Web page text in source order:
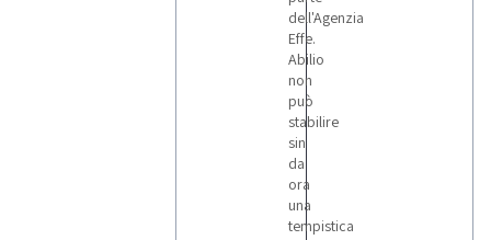
dell'Agenzia
Effe.
Abilio
non
può
stabilire
sin
da
ora
una
tempistica